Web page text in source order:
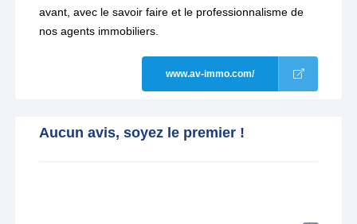
avant, avec le savoir faire et le professionnalisme de
nos agents immobiliers.
www.av-immo.com/
Aucun avis, soyez le premier !